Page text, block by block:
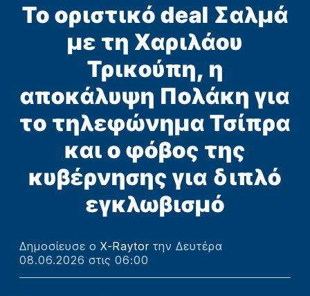
Το οριστικό deal Σαλμά
με τη Χαριλάου
Τρικούπη, η
αποκάλυψη Πολάκη για
το τηλεφώνημα Τσίπρα
και ο φόβος της
κυβέρνησης για διπλό
εγκλωβισμό
Δημοσίευσε ο X-Raytor την Δευτέρα
08.06.2026 στις 06:00